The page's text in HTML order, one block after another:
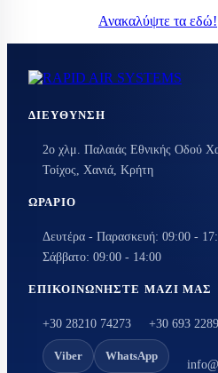
Ανακαλύψτε τα εδώ!
ΔΙΕΎΘΥΝΣΗ
2ο χλμ. Παλαιάς Εθνικής Οδού
Τοίχος, Χανιά, Κρήτη
ΩΡΆΡΙΟ
Δευτέρα - Παρασκευή: 09:00 -
Σάββατο: 09:00 - 14:00
ΕΠΙΚΟΙΝΩΝΉΣΤΕ ΜΑΖΊ ΜΑΣ
+30 28210 74273 +30 693
Viber WhatsApp